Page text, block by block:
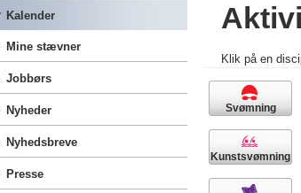
Kalender
Mine stævner
Jobbørs
Nyheder
Nyhedsbreve
Presse
Klik på en
Svømning
Kunstsvømning